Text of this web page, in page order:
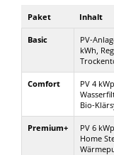
Paket Inhalt
Basic
PV-
kWh,
Comfort
PV 4
Bio-
Premium+
PV 6
Home